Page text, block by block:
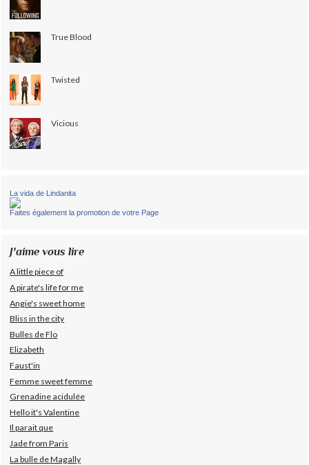
True Blood
Twisted
Vicious
La vida de Lindanita
Faites également la promotion de votre Page
J'aime vous lire
A little piece of
A pirate's life for me
Angie's sweet home
Bliss in the city
Bulles de Flo
Elizabeth
Faust'in
Femme sweet femme
Grenadine acidulée
Hello it's Valentine
Il parait que
Jade from Paris
La bulle de Magally